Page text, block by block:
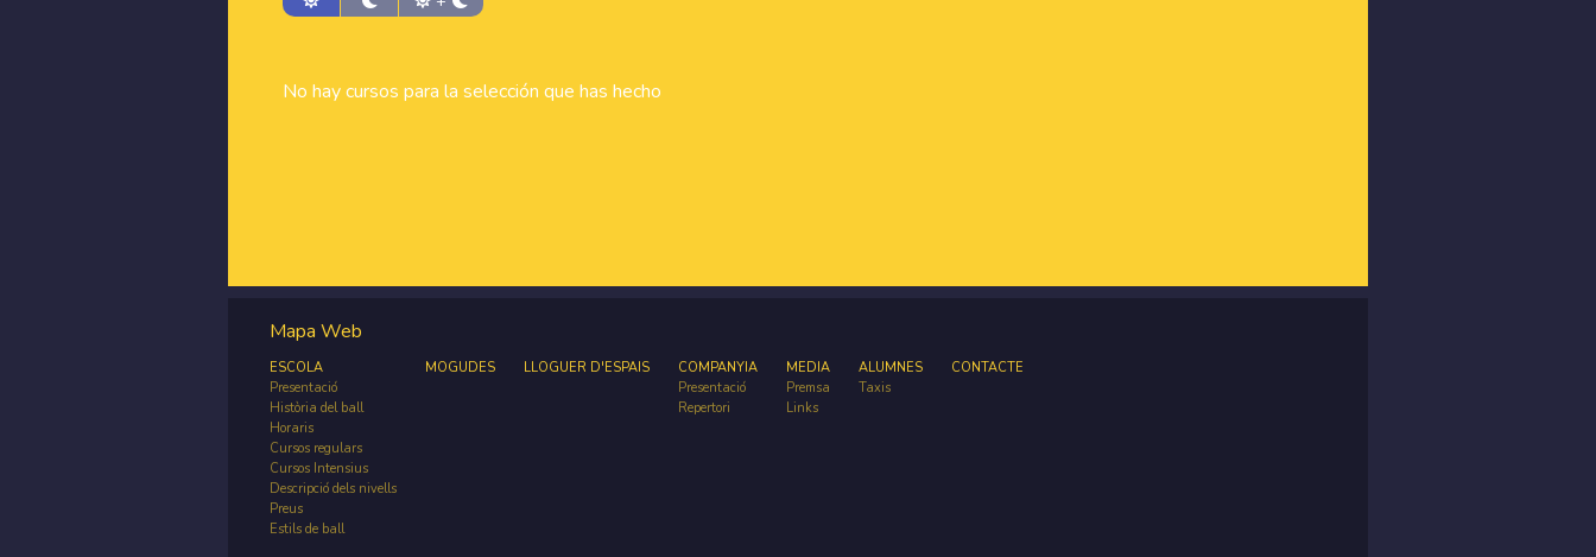
No hay cursos para la selección que has hecho
Mapa Web
ESCOLA
Presentació
Història del ball
Horaris
Cursos regulars
Cursos Intensius
Descripció dels nivells
Preus
Estils de ball
MOGUDES LLOGUER D'ESPAIS
COMPANYIA
Presentació
Repertori
MEDIA
Premsa
Links
ALUMNES
Taxis
CONTACTE